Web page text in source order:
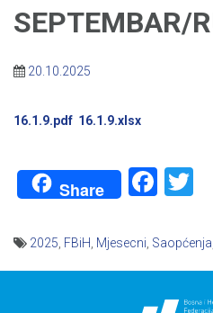
SEPTEMBAR/
20.10.2025
16.1.9.pdf 16.1.9.xlsx
Share
2025 FBiH Mjesecni Saopćenja